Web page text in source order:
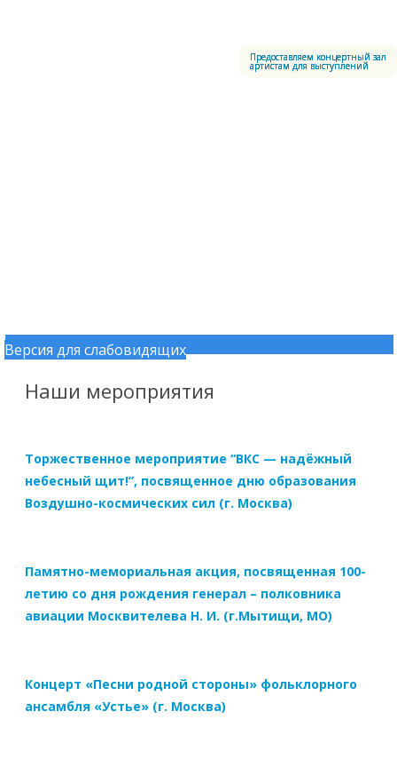
Версия для слабовидящих
Предоставляем концертный зал
артистам для выступлений
Перейти к содержимому
Наши мероприятия
Торжественное мероприятие “ВКС — надёжный
небесный щит!”, посвященное дню образования
Воздушно-космических сил (г. Москва)
Памятно-мемориальная акция, посвященная 100-
летию со дня рождения генерал – полковника
авиации Москвителева Н. И. (г.Мытищи, МО)
Концерт «Песни родной стороны» фольклорного
ансамбля «Устье» (г. Москва)